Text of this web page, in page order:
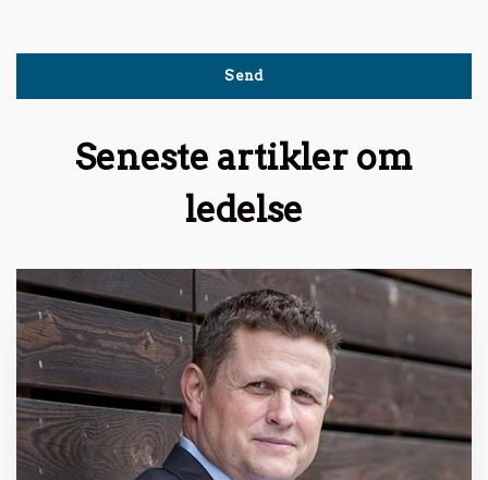
Seneste artikler om
ledelse